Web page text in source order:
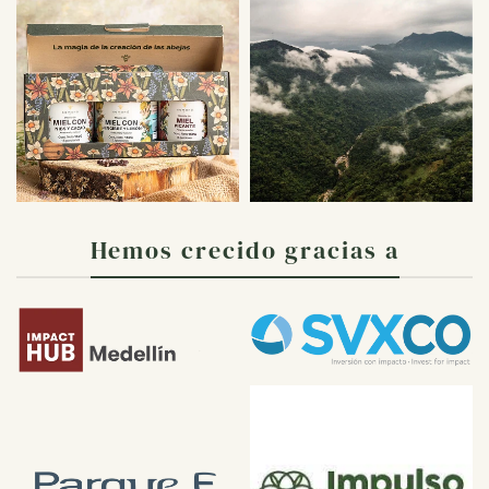
Hemos crecido gracias a